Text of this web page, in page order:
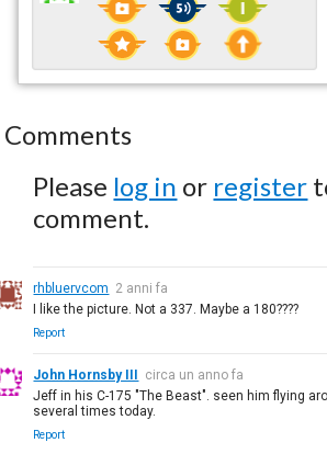
Comments
Please log in or register
comment.
rhbluervcom 2 anni fa
I like the picture. Not a 337. Maybe a 180????
Report
John Hornsby III circa un anno fa
Jeff in his C-175 "The Beast". seen him flying
several times today.
Report